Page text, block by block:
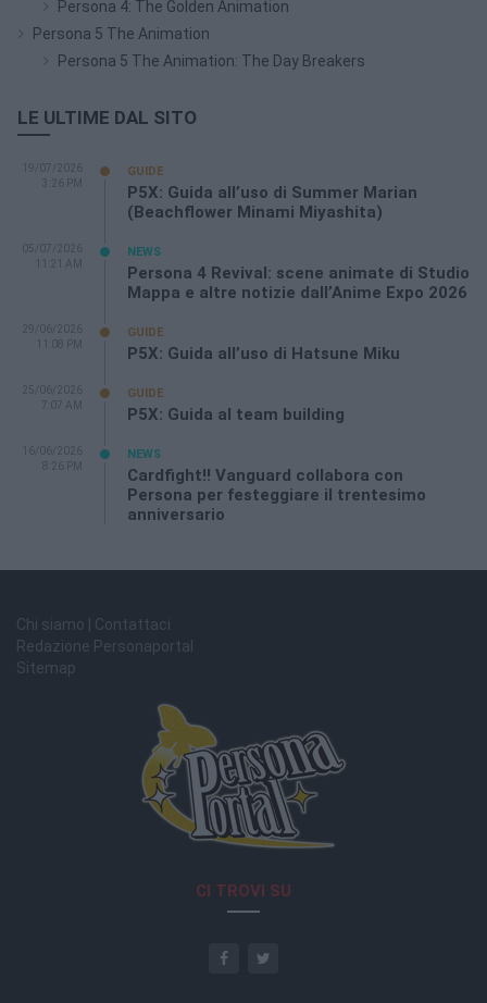
Persona 4: The Golden Animation
Persona 5 The Animation
Persona 5 The Animation: The Day Breakers
LE ULTIME DAL SITO
19/07/2026
3:26 PM
GUIDE
P5X: Guida all’uso di Summer Marian
(Beachflower Minami Miyashita)
05/07/2026
11:21 AM
NEWS
Persona 4 Revival: scene animate di Studio
Mappa e altre notizie dall’Anime Expo 2026
29/06/2026
11:08 PM
GUIDE
P5X: Guida all’uso di Hatsune Miku
25/06/2026
7:07 AM
GUIDE
P5X: Guida al team building
16/06/2026
8:26 PM
NEWS
Cardfight!! Vanguard collabora con
Persona per festeggiare il trentesimo
anniversario
Chi siamo | Contattaci
Redazione Personaportal
Sitemap
CI TROVI SU